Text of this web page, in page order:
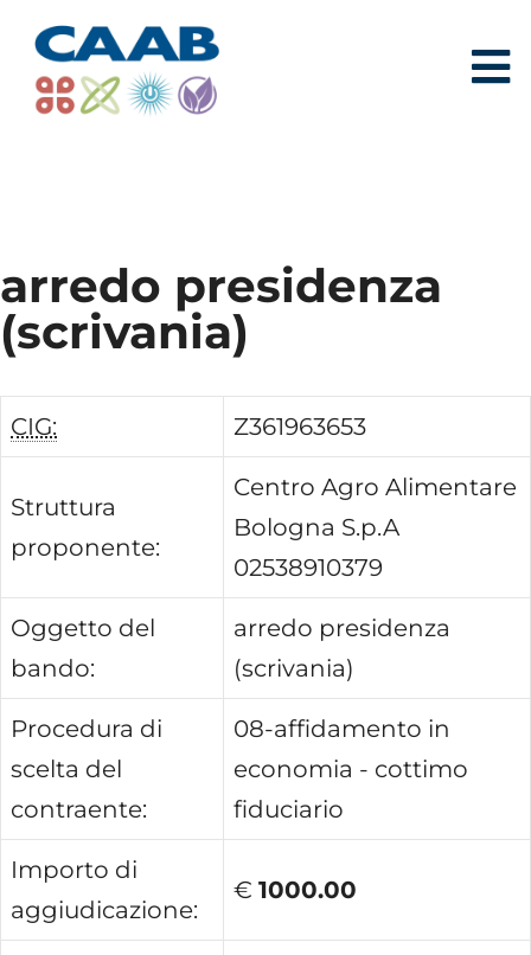
arredo presidenza
(scrivania)
CIG: Z361963653
Struttura
proponente:
Centro Agro Alimentare
Bologna S.p.A
02538910379
Oggetto del
bando:
arredo presidenza
(scrivania)
Procedura di
scelta del
contraente:
08-affidamento in
economia - cottimo
fiduciario
Importo di
aggiudicazione:
€ 1000.00